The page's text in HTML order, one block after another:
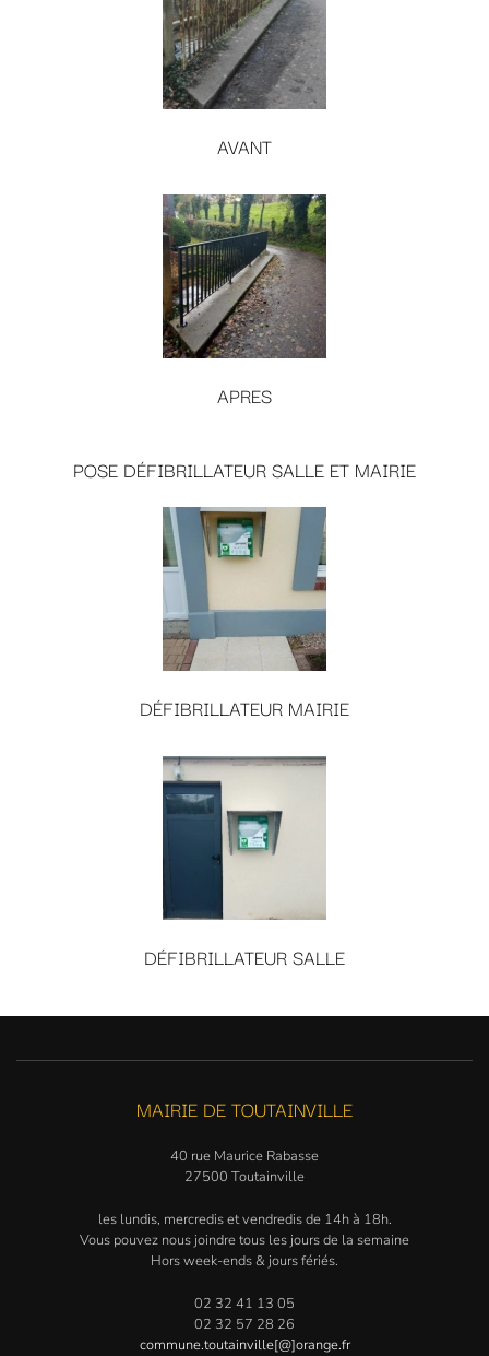
AVANT
APRES
POSE DÉFIBRILLATEUR SALLE ET MAIRIE
DÉFIBRILLATEUR MAIRIE
DÉFIBRILLATEUR SALLE
MAIRIE DE TOUTAINVILLE
40 rue Maurice Rabasse
27500 Toutainville
les lundis, mercredis et vendredis de 14h à 18h.
Vous pouvez nous joindre tous les jours de la semaine
Hors week-ends & jours fériés.
02 32 41 13 05
02 32 57 28 26
commune.toutainville[@]orange.fr